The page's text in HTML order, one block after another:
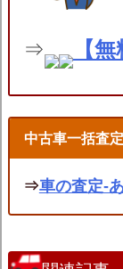
⇒ 【
中古車一括査
⇒車の査定-